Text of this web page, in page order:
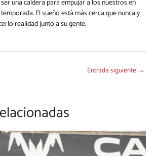
una caldera para empujar a los nuestros en
El sueño está más cerca que nunca y
realidad junto a su gente.
Entrada siguiente →